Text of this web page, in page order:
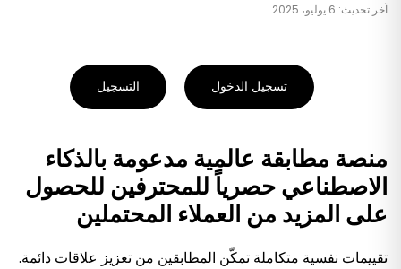
آخر تحديث: 6 يوليو، 2025
تسجيل الدخول التسجيل
منصة مطابقة عالمية مدعومة بالذكاء
الاصطناعي حصرياً للمحترفين للحصول
على المزيد من العملاء المحتملين
تقييمات نفسية متكاملة تمكّن المطابقين من تعزيز علاقات دائمة.